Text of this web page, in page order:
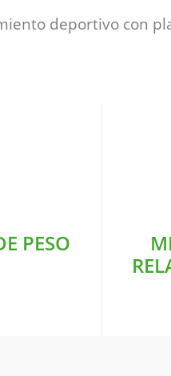
deportivo con
PESO